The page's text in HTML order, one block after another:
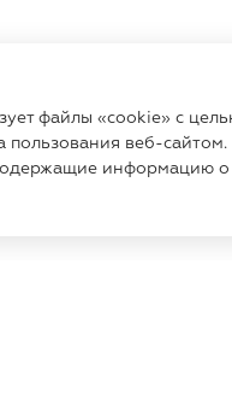
файлы «cookie» с
пользования веб-
информацию